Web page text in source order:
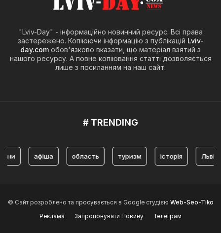
"Lviv-Day" - інформаційно новинний ресурс. Всі права
застережено. Копіюючи інформацію з публікацій Lviv-
day.com обов'язково вказати, що матеріал взятий з
нашого ресурсу. А повне копіювання статті дозволяється
лише з посиланням на наш сайт.
# TRENDING
афіша область туризм історія Львів
© Сайт розроблено та просувається в Google студією Web-Seo-Tiko
Реклама
Запропонувати Новину Телеграм